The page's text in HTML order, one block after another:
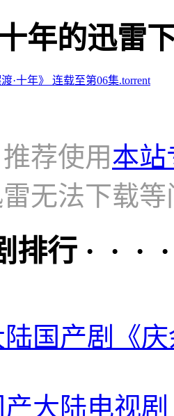
年的迅雷下
·十年》 连载至第06集.torrent
荐使用本站
无法下载等
排行 · · ·
陆国产剧《
产大陆电视